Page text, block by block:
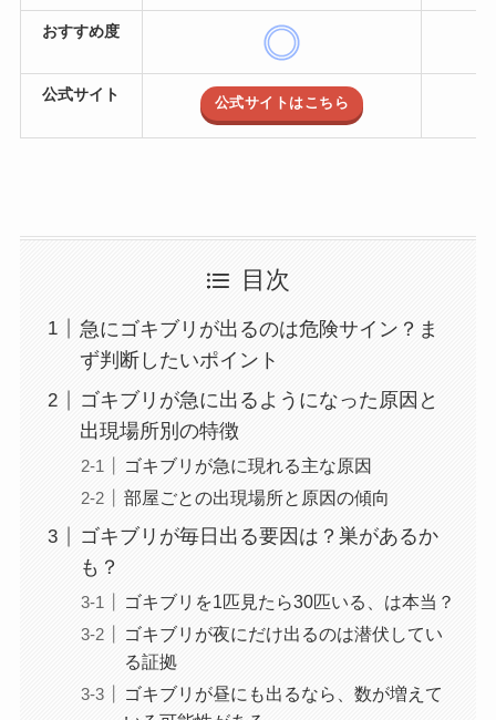
おすすめ度
公式サイト
公式サイトはこちら
目次
急にゴキブリが出るのは危険サイン？ま
ず判断したいポイント
ゴキブリが急に出るようになった原因と
出現場所別の特徴
ゴキブリが急に現れる主な原因
部屋ごとの出現場所と原因の傾向
ゴキブリが毎日出る要因は？巣があるか
も？
ゴキブリを1匹見たら30匹いる、は本当？
ゴキブリが夜にだけ出るのは潜伏してい
る証拠
ゴキブリが昼にも出るなら、数が増えて